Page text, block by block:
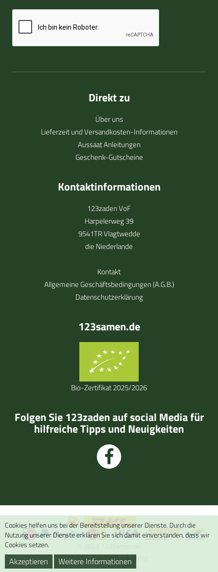
Cookies helfen uns bei der Bereitstellung unserer Dienste. Durch die
Nutzung unserer Dienste erklären Sie sich damit einverstanden, dass wir
Cookies setzen.
Akzeptieren Weitere Informationen
Direkt zu
Über uns
Lieferzeit und Versandkosten-Informationen
Aussaat Anleitungen
Geschenk-Gutscheine
Kontaktinformationen
123zaden VoF
Harpelerweg 39
9541TR Vlagtwedde
die Niederlande
Kontakt
Allgemeine Geschäftsbedingungen (A.G.B.)
Datenschutzerklärung
123samen.de
Bio-Zertifikat 2025/2026
Folgen Sie 123zaden auf social Media für
hilfreiche Tipps und Neuigkeiten
A.G.B. Datenschutzklärung